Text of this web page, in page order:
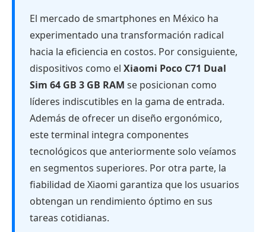
El mercado de smartphones en México ha
experimentado una transformación radical
hacia la eficiencia en costos. Por consiguiente,
dispositivos como el Xiaomi Poco C71 Dual
Sim 64 GB 3 GB RAM se posicionan como
líderes indiscutibles en la gama de entrada.
Además de ofrecer un diseño ergonómico,
este terminal integra componentes
tecnológicos que anteriormente solo veíamos
en segmentos superiores. Por otra parte, la
fiabilidad de Xiaomi garantiza que los usuarios
obtengan un rendimiento óptimo en sus
tareas cotidianas.